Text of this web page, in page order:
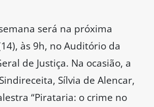
será na próxima
às 9h, no Auditório da
de Justiça. Na ocasião, a
Sílvia de Alencar,
“Pirataria: o crime no